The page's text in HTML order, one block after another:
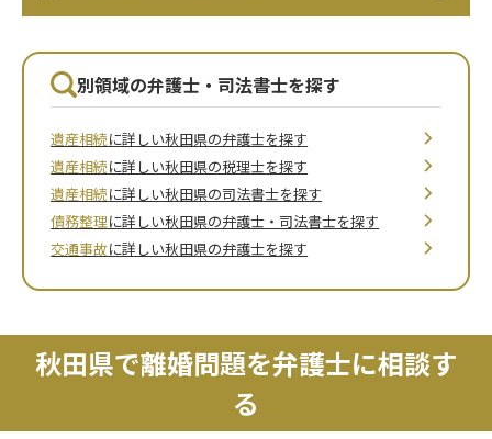
別領域の弁護士・司法書士を探す
遺産相続に詳しい秋田県の弁護士を探す
遺産相続に詳しい秋田県の税理士を探す
遺産相続に詳しい秋田県の司法書士を探す
債務整理に詳しい秋田県の弁護士・司法書士を探す
交通事故に詳しい秋田県の弁護士を探す
秋田県で離婚問題を弁護士に相談す
る